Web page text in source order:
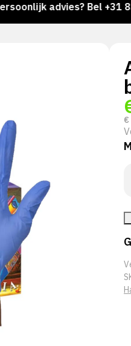
advies? Bel +31 85 024
€